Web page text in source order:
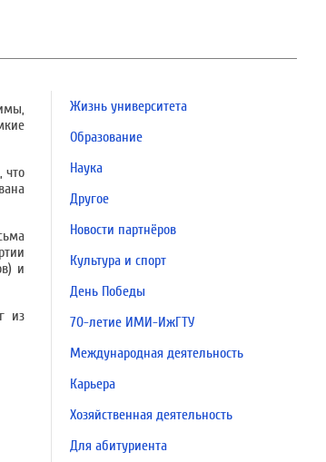
что
и
из
Жизнь университета
Образование
Наука
Другое
Новости партнёров
Культура и спорт
День Победы
70-летие ИМИ-ИжГТУ
Международная деятельность
Карьера
Хозяйственная деятельность
Для абитуриента